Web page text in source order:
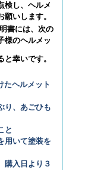
検し、ヘルメ
いします。
書には、次の
様のヘルメッ
と幸いです。
たヘルメット
り、あごひも
と
用いて塗装を
購入日より３